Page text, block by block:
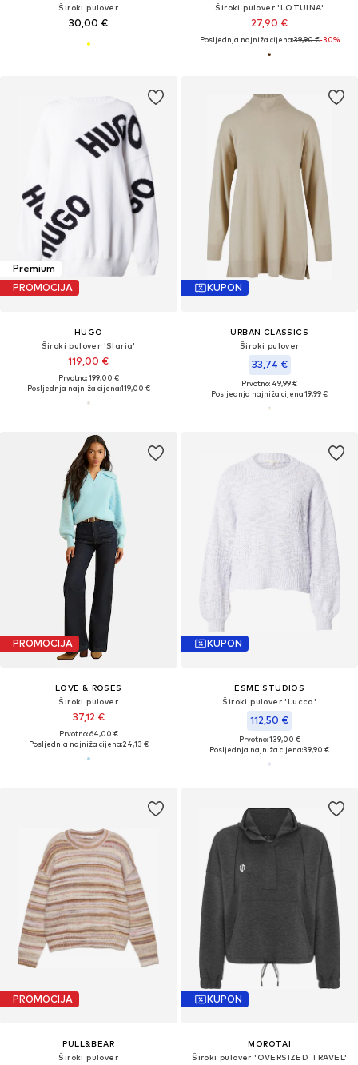
Široki pulover
30,00 €
Široki pulover 'LOTUINA'
27,90 €
Posljednja najniža cijena:39,90 €-30%
Premium
PROMOCIJA
HUGO
Široki pulover 'Slaria'
119,00 €
Prvotno: 199,00 €
Posljednja najniža cijena:119,00 €
KUPON
URBAN CLASSICS
Široki pulover
33,74 €
Prvotno: 49,99 €
Posljednja najniža cijena:19,99 €
PROMOCIJA
LOVE & ROSES
Široki pulover
37,12 €
Prvotno: 64,00 €
Posljednja najniža cijena:24,13 €
KUPON
ESMÉ STUDIOS
Široki pulover 'Lucca'
112,50 €
Prvotno: 139,00 €
Posljednja najniža cijena:39,90 €
PROMOCIJA
PULL&BEAR
Široki pulover
KUPON
MOROTAI
Široki pulover 'OVERSIZED TRAVEL'